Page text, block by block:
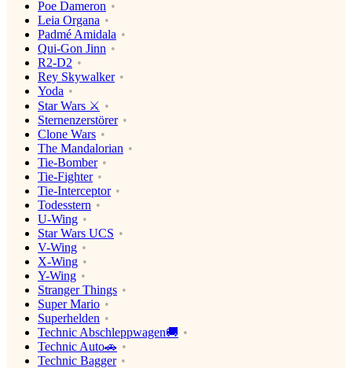
Poe Dameron
Leia Organa
Padmé Amidala
Qui-Gon Jinn
R2-D2
Rey Skywalker
Yoda
Star Wars ⚔️
Sternenzerstörer
Clone Wars
The Mandalorian
Tie-Bomber
Tie-Fighter
Tie-Interceptor
Todesstern
U-Wing
Star Wars UCS
V-Wing
X-Wing
Y-Wing
Stranger Things
Super Mario
Superhelden
Technic Abschleppwagen🚚
Technic Auto🚗
Technic Bagger